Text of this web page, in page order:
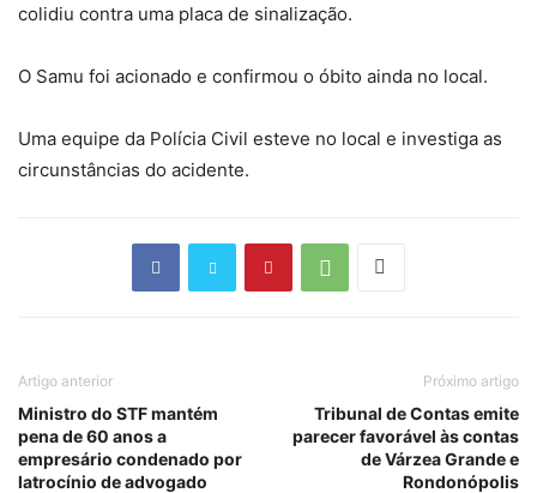
colidiu contra uma placa de sinalização.
O Samu foi acionado e confirmou o óbito ainda no local.
Uma equipe da Polícia Civil esteve no local e investiga as
circunstâncias do acidente.
Artigo anterior
Ministro do STF mantém
pena de 60 anos a
empresário condenado por
latrocínio de advogado
Próximo artigo
Tribunal de Contas emite
parecer favorável às contas
de Várzea Grande e
Rondonópolis